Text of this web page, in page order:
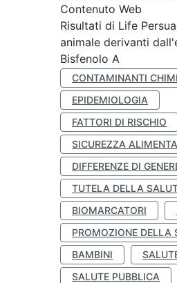
Contenuto Web
Risultati di Life
animale derivanti
Bisfenolo A
CONTAMINANTI
EPIDEMIOLOGIA
FATTORI DI RISCHIO
SICUREZZA
DIFFERENZE DI
TUTELA DELLA
BIOMARCATORI
PROMOZIONE DELLA
BAMBINI
SALUTE PUBBLICA